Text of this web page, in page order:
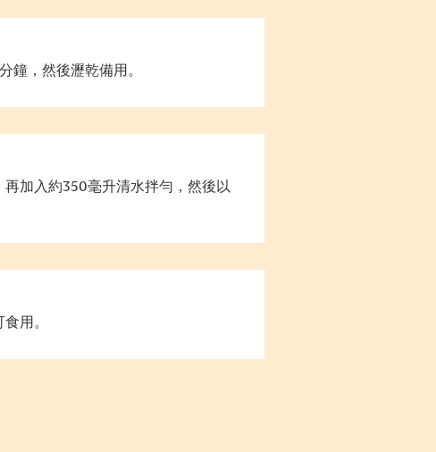
鐘，然後瀝乾備用。
加入約350毫升清水拌勻，然後以
用。